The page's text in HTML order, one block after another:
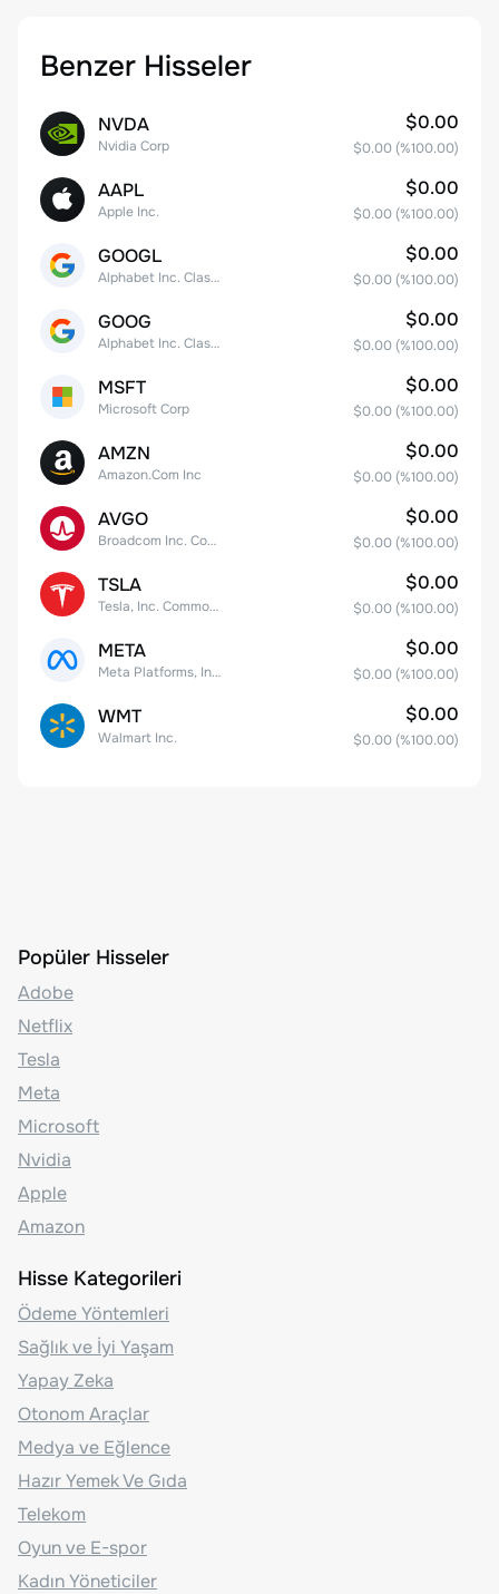
Benzer Hisseler
NVDA
Nvidia Corp
$0.00
$0.00 (%100.00)
AAPL
Apple Inc.
$0.00
$0.00 (%100.00)
GOOGL
Alphabet Inc. Class A Common Stock
$0.00
$0.00 (%100.00)
GOOG
Alphabet Inc. Class C Capital Stock
$0.00
$0.00 (%100.00)
MSFT
Microsoft Corp
$0.00
$0.00 (%100.00)
AMZN
Amazon.Com Inc
$0.00
$0.00 (%100.00)
AVGO
Broadcom Inc. Common Stock
$0.00
$0.00 (%100.00)
TSLA
Tesla, Inc. Common Stock
$0.00
$0.00 (%100.00)
META
Meta Platforms, Inc. Class A Common Stock
$0.00
$0.00 (%100.00)
WMT
Walmart Inc.
$0.00
$0.00 (%100.00)
Popüler Hisseler
Adobe
Netflix
Tesla
Meta
Microsoft
Nvidia
Apple
Amazon
Hisse Kategorileri
Ödeme Yöntemleri
Sağlık ve İyi Yaşam
Yapay Zeka
Otonom Araçlar
Medya ve Eğlence
Hazır Yemek Ve Gıda
Telekom
Oyun ve E-spor
Kadın Yöneticiler